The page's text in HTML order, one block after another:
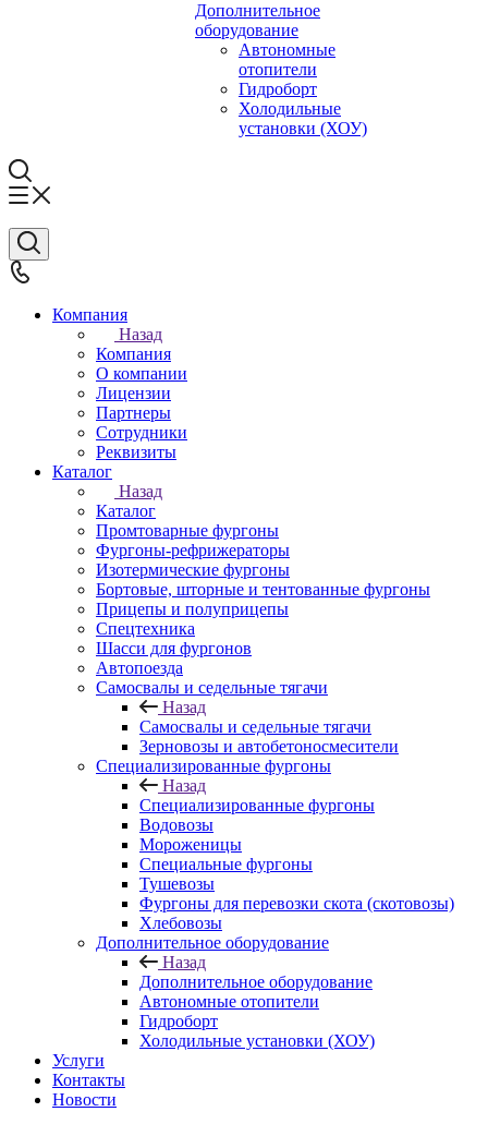
Дополнительное
оборудование
Автономные
отопители
Гидроборт
Холодильные
установки (ХОУ)
Компания
Назад
Компания
О компании
Лицензии
Партнеры
Сотрудники
Реквизиты
Каталог
Назад
Каталог
Промтоварные фургоны
Фургоны-рефрижераторы
Изотермические фургоны
Бортовые, шторные и тентованные фургоны
Прицепы и полуприцепы
Спецтехника
Шасси для фургонов
Автопоезда
Самосвалы и седельные тягачи
Назад
Самосвалы и седельные тягачи
Зерновозы и автобетоносмесители
Специализированные фургоны
Назад
Специализированные фургоны
Водовозы
Мороженицы
Специальные фургоны
Тушевозы
Фургоны для перевозки скота (скотовозы)
Хлебовозы
Дополнительное оборудование
Назад
Дополнительное оборудование
Автономные отопители
Гидроборт
Холодильные установки (ХОУ)
Услуги
Контакты
Новости